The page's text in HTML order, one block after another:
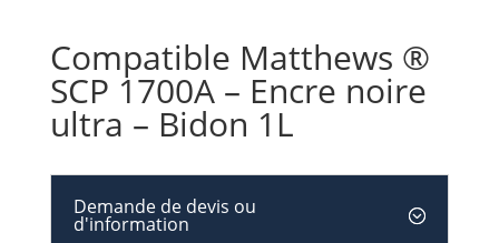
Compatible Matthews ®
SCP 1700A – Encre noire
ultra – Bidon 1L
Demande de devis ou
d'information